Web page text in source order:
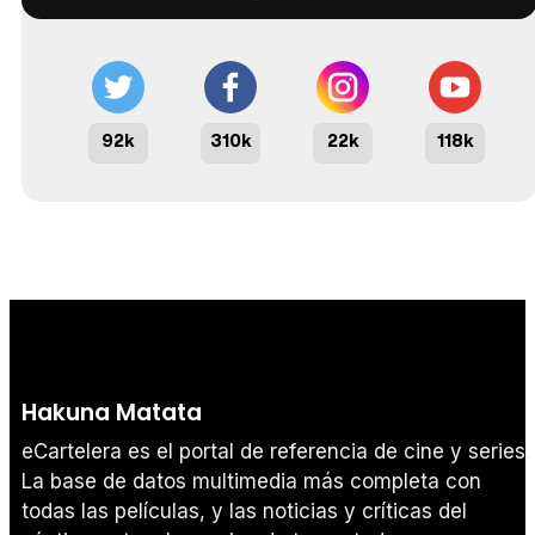
92k 310k 22k 118k
Hakuna Matata
eCartelera es el portal de referencia de cine y series.
La base de datos multimedia más completa con
todas las películas, y las noticias y críticas del